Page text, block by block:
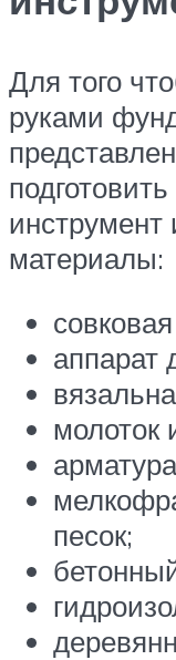
Для того
руками
инструмент
материалы:
аппарат
молоток
песок;